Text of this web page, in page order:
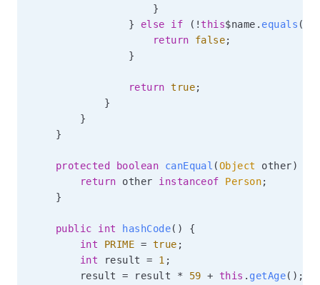
}
}
else if ( ! this$name . equals (
return
false;
}
return true;
}
}
}
protected boolean canEqual (Object other)
return other instanceof Person;
}
public int hashCode( )
{
int
PRIME = true ;
int result = 1 ;
        result
= result * 59 + this . getAge( ) ;